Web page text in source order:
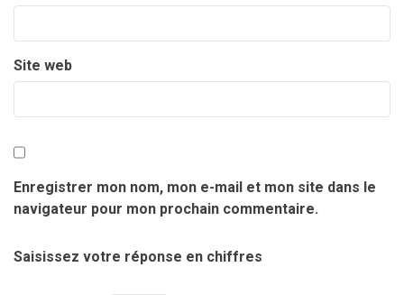
Site web
Enregistrer mon nom, mon e-mail et mon site dans le
navigateur pour mon prochain commentaire.
Saisissez votre réponse en chiffres